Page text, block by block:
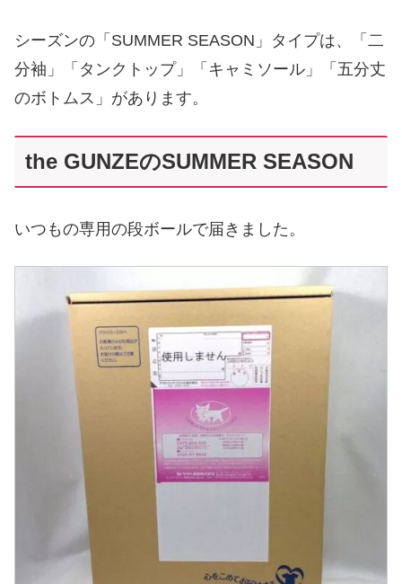
シーズンの「SUMMER SEASON」タイプは、「二
分袖」「タンクトップ」「キャミソール」「五分丈
のボトムス」があります。
the GUNZEのSUMMER SEASON
いつもの専用の段ボールで届きました。